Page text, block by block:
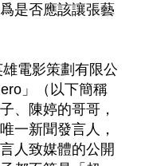
是否應該讓張藝
電影策劃有限公
」（以下簡稱
、陳婷的哥哥，
一新聞發言人，
人致媒體的公開